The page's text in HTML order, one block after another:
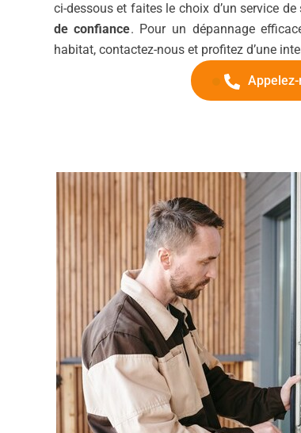
ci-dessous et faites le choix d’un service de
de confiance. Pour un dépannage
habitat, contactez-nous et profitez d’une